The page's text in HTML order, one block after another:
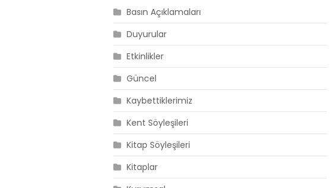
Basın Açıklamaları
Duyurular
Etkinlikler
Güncel
Kaybettiklerimiz
Kent Söyleşileri
Kitap Söyleşileri
Kitaplar